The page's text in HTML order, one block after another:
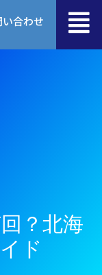
い合わせ
？北海
ド